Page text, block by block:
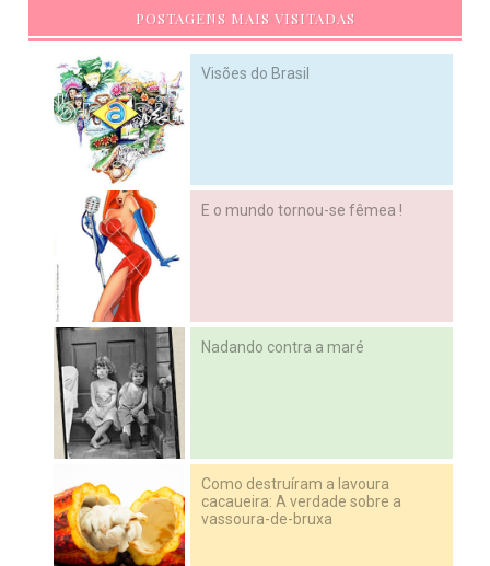
POSTAGENS MAIS VISITADAS
Visões do Brasil
E o mundo tornou-se fêmea !
Nadando contra a maré
Como destruíram a lavoura
cacaueira: A verdade sobre a
vassoura-de-bruxa